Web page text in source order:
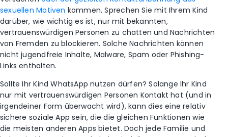
sexuellen Motiven kommen. Sprechen Sie mit Ihrem Kind
darüber, wie wichtig es ist, nur mit bekannten,
vertrauenswürdigen Personen zu chatten und Nachrichten
von Fremden zu blockieren. Solche Nachrichten können
nicht jugendfreie Inhalte, Malware, Spam oder Phishing-
Links enthalten.
Sollte Ihr Kind WhatsApp nutzen dürfen? Solange Ihr Kind
nur mit vertrauenswürdigen Personen Kontakt hat (und in
irgendeiner Form überwacht wird), kann dies eine relativ
sichere soziale App sein, die die gleichen Funktionen wie
die meisten anderen Apps bietet. Doch jede Familie und